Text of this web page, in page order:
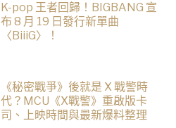
K-pop 王者回歸！BIGBANG 宣
布 8 月 19 日發行新單曲
〈BiiiG〉！
《秘密戰爭》後就是 X 戰警時
代？MCU《X戰警》重啟版卡
司、上映時間與最新爆料整理